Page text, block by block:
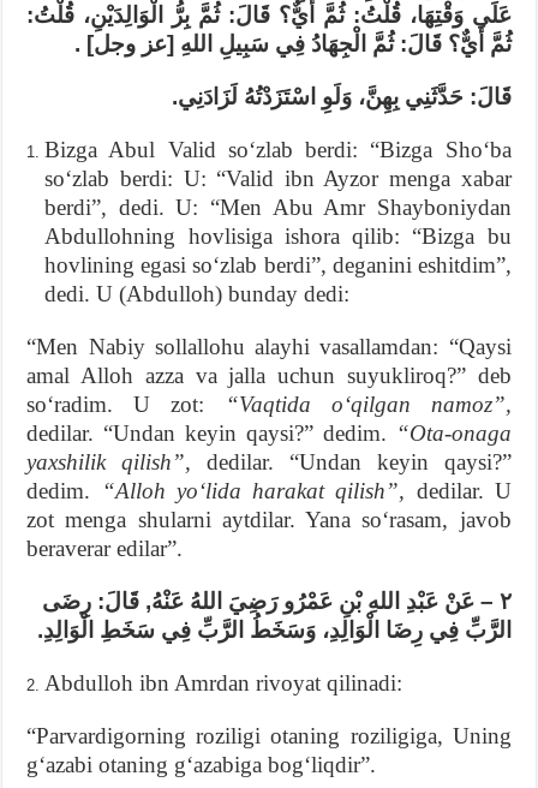
عَلَى وَقْتِهَا، قُلْتُ: ثُمَّ أَيٌّ؟ قَالَ: ثُمَّ بِرُّ الْوَالِدَيْنِ، قُلْتُ:
ثُمَّ أَيٌّ؟ قَالَ: ثُمَّ الْجِهَادُ فِي سَبِيلِ اللهِ [عز وجل] .
قَالَ: حَدَّثَنِي بِهِنَّ، وَلَوِ اسْتَزَدْتُهُ لَزَادَنِي.
Bizga Abul Valid soʻzlab berdi: “Bizga Shoʻba
soʻzlab berdi: U: “Valid ibn Ayzor menga xabar
berdi”, dedi. U: “Men Abu Amr Shayboniydan
Abdullohning hovlisiga ishora qilib: “Bizga bu
hovlining egasi soʻzlab berdi”, deganini eshitdim”,
dedi. U (Abdulloh) bunday dedi:
“Men Nabiy sollallohu alayhi vasallamdan: “Qaysi
amal Alloh azza va jalla uchun suyukliroq?” deb
soʻradim. U zot:
“Vaqtida oʻqilgan namoz”,
dedilar. “Undan keyin qaysi?” dedim. “Ota-onaga
yaxshilik qilish”,dedilar. “Undan keyin qaysi?”
dedim.
“Alloh yoʻlida harakat qilish”, dedilar. U
zot menga shularni aytdilar. Yana soʻrasam, javob
beraverar edilar”.
٢ – عَنْ عَبْدِ اللهِ بْنِ عَمْرُو رَضِيَ اللهُ عَنْهُ, قَالَ: رِضَى
الرَّبِّ فِي رِضَا الْوَالِدِ، وَسَخَطُ الرَّبِّ فِي سَخَطِ الْوَالِدِ.
Abdulloh ibn Amrdan rivoyat qilinadi:
“Parvardigorning roziligi otaning roziligiga, Uning
gʻazabi otaning gʻazabiga bogʻliqdir”.